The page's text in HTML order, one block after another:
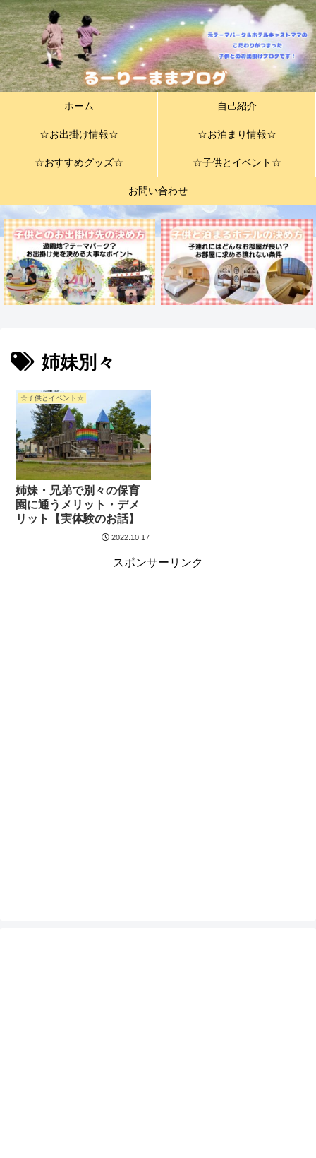
ホーム 自己紹介
☆お出掛け情報☆ ☆お泊まり情報☆
☆おすすめグッズ☆ ☆子供とイベント☆
お問い合わせ
姉妹別々
☆子供とイベント☆
姉妹・兄弟で別々の保育
園に通うメリット・デメ
リット【実体験のお話】
2022.10.17
スポンサーリンク